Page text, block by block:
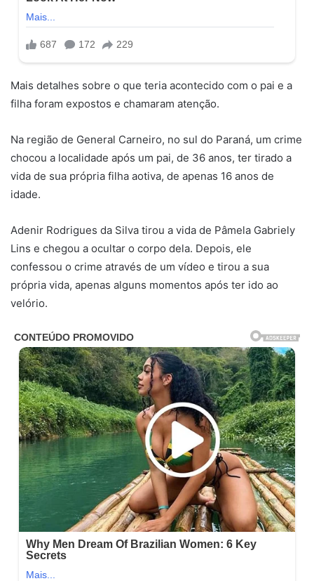
Mais detalhes sobre o que teria acontecido com o pai e a
filha foram expostos e chamaram atenção.
Na região de General Carneiro, no sul do Paraná, um crime
chocou a localidade após um pai, de 36 anos, ter tirado a
vida de sua própria filha aotiva, de apenas 16 anos de
idade.
Adenir Rodrigues da Silva tirou a vida de Pâmela Gabriely
Lins e chegou a ocultar o corpo dela. Depois, ele
confessou o crime através de um vídeo e tirou a sua
própria vida, apenas alguns momentos após ter ido ao
velório.